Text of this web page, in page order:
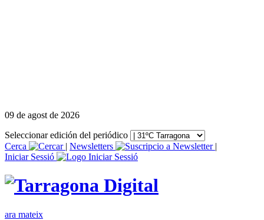
09 de agost de 2026
Seleccionar edición del periódico
Cerca
| Newsletters
|
Iniciar Sessió
ara mateix